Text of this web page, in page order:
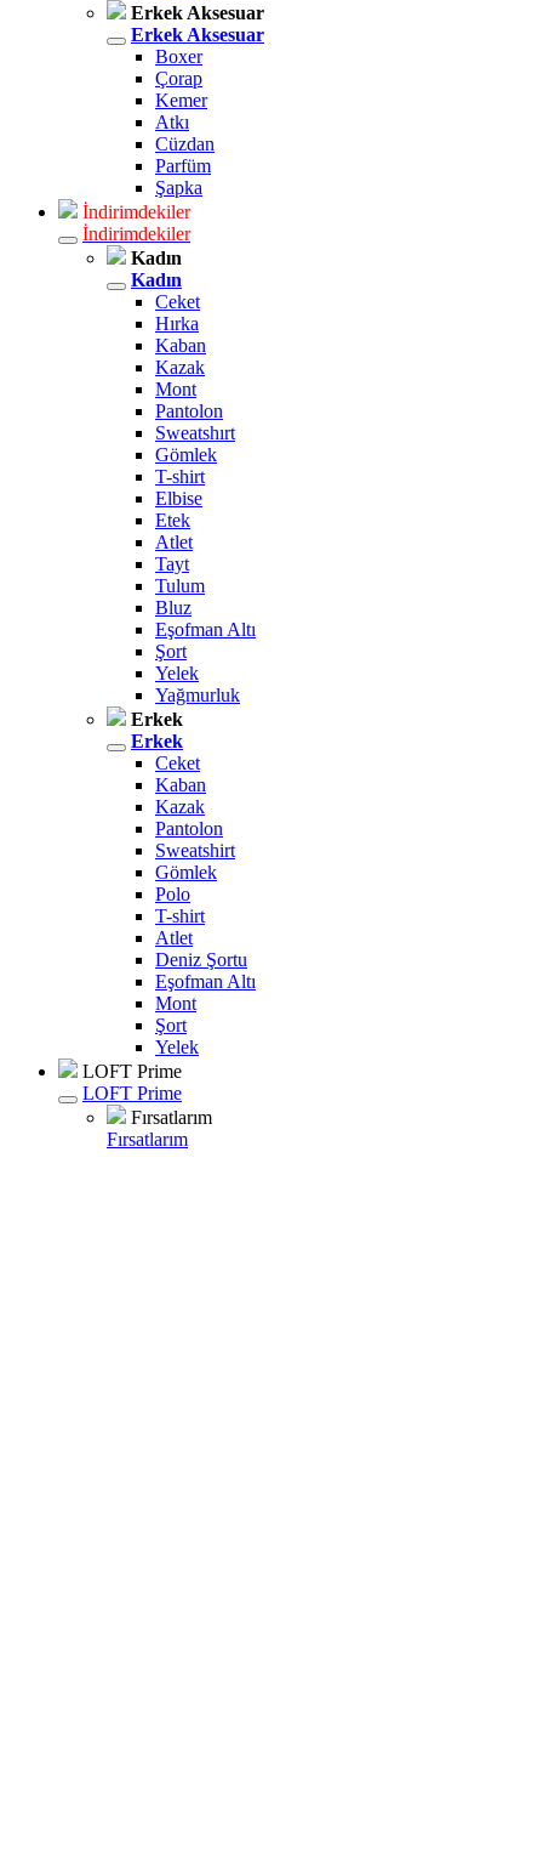
Erkek Aksesuar
Erkek Aksesuar
Boxer
Çorap
Kemer
Atkı
Cüzdan
Parfüm
Şapka
İndirimdekiler
İndirimdekiler
Kadın
Kadın
Ceket
Hırka
Kaban
Kazak
Mont
Pantolon
Sweatshırt
Gömlek
T-shirt
Elbise
Etek
Atlet
Tayt
Tulum
Bluz
Eşofman Altı
Şort
Yelek
Yağmurluk
Erkek
Erkek
Ceket
Kaban
Kazak
Pantolon
Sweatshirt
Gömlek
Polo
T-shirt
Atlet
Deniz Şortu
Eşofman Altı
Mont
Şort
Yelek
LOFT Prime
LOFT Prime
Fırsatlarım
Fırsatlarım